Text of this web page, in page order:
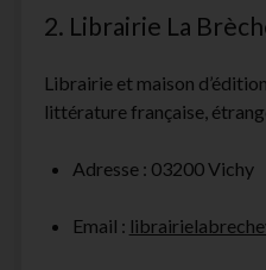
2. Librairie La
Librairie et maison
littérature française,
Adresse : 03200 Vichy
Email :